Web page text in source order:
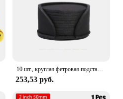
10 шт., круглая фетровая подставка для обеденного стола, защитная подставка, термостойкий коврик для чашки, кофе, чай, кружка для горячего напитка, подставка для столовых приборов, кухонные аксессуары
253,53 руб.